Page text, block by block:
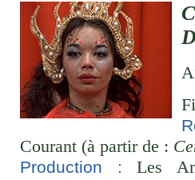
Courant (à partir de :
Production :
Les